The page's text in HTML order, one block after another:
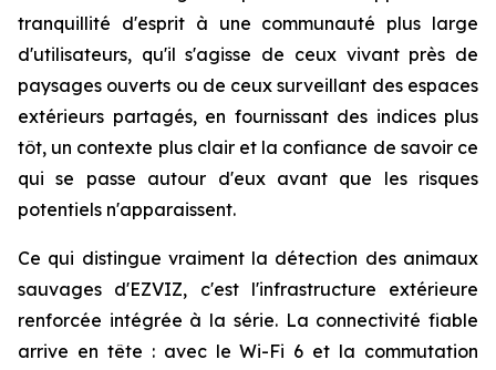
tranquillité d'esprit à une communauté plus large
d'utilisateurs, qu'il s'agisse de ceux vivant près de
paysages ouverts ou de ceux surveillant des espaces
extérieurs partagés, en fournissant des indices plus
tôt, un contexte plus clair et la confiance de savoir ce
qui se passe autour d'eux avant que les risques
potentiels n'apparaissent.
Ce qui distingue vraiment la détection des animaux
sauvages d'EZVIZ, c'est l'infrastructure extérieure
renforcée intégrée à la série. La connectivité fiable
arrive en tête : avec le Wi-Fi 6 et la commutation